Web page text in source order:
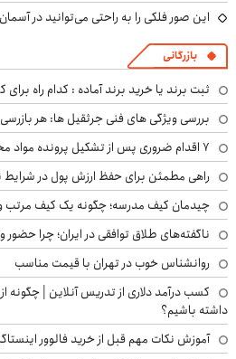
این صور فلکی را به راحتی می‌توانید در
بازرگانی
ثبت برند یا خرید برند آماده : کدام راه
بررسی ویژگی های فنی جرثقیل ها: هر بازرسی
۷ اقدام ضروری پس از تشکیل پرونده مواد مخدر؛ راهنمای خانواده‌ها
راهی مطمئن برای حفظ ارزش پول در شرایط
چیدمان کیف مدرسه؛ چگونه یک کیف مرتب
ناگفته‌های طلاق توافقی در ایران؛ چرا
روانشناس خوب در تهران با قیمت مناسب
کسب درآمد دلاری از تدریس آنلاین | چگونه
داشته باشیم؟
آموزش نکات مهم قبل از خرید فالوور